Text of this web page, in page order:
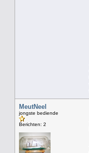
MeutNeel
jongste bediende
Berichten: 2